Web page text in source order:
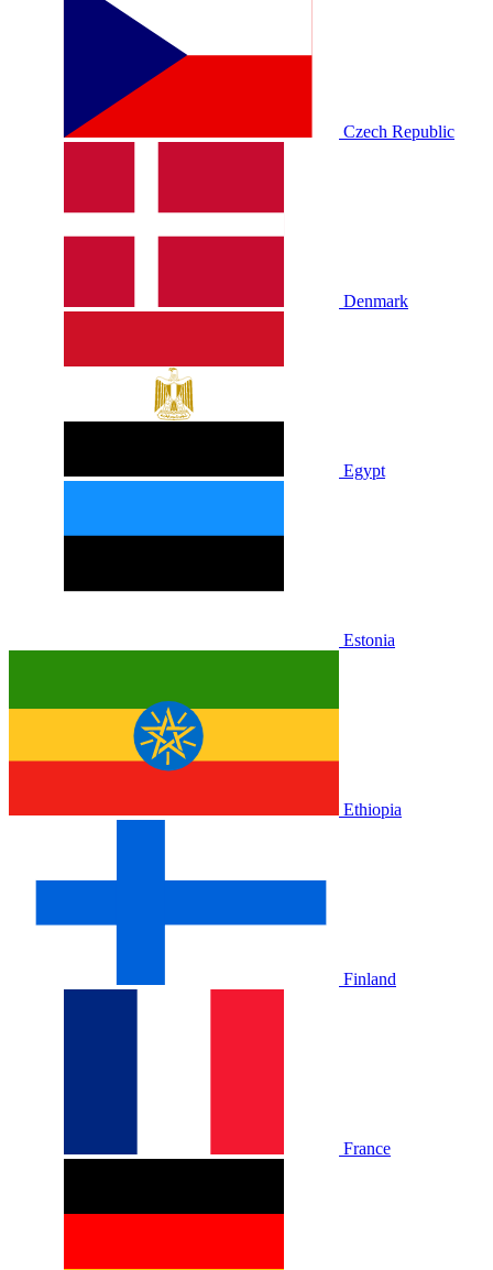
Czech Republic
Denmark
Egypt
Estonia
Ethiopia
Finland
France